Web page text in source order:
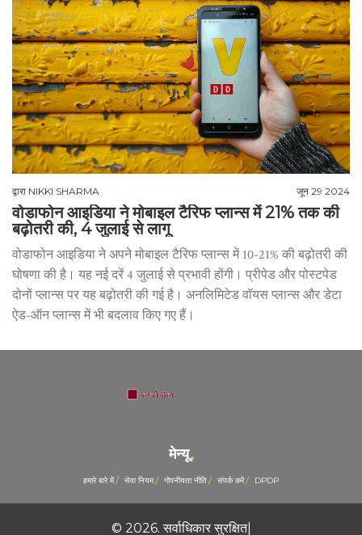
द्वारा NIKKI SHARMA जून 29 2024
वोडाफोन आइडिया ने मोबाइल टैरिफ प्लान्स में 21% तक की
बढ़ोतरी की, 4 जुलाई से लागू
वोडाफोन आइडिया ने अपने मोबाइल टैरिफ प्लान्स में 10-21% की बढ़ोतरी की
घोषणा की है। यह नई दरें 4 जुलाई से प्रभावी होंगी। प्रीपेड और पोस्टपेड
दोनों प्लान्स पर यह बढ़ोतरी की गई है। अनलिमिटेड वॉयस प्लान्स और डेटा
ऐड-ऑन प्लान्स में भी बदलाव किए गए हैं।
मेन्यू
हमारे बारे में सेवा नियम गोपनीयता नीति संपर्क करें DPDP
© 2026. सर्वाधिकार सुरक्षित|